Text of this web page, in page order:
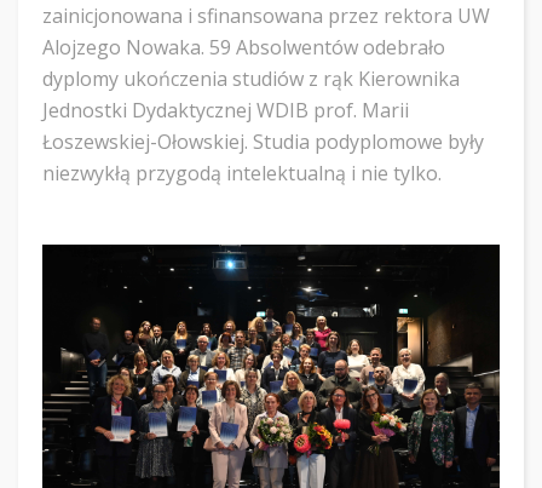
zainicjonowana i sfinansowana przez rektora UW
Alojzego Nowaka. 59 Absolwentów odebrało
dyplomy ukończenia studiów z rąk Kierownika
Jednostki Dydaktycznej WDIB prof. Marii
Łoszewskiej-Ołowskiej. Studia podyplomowe były
niezwykłą przygodą intelektualną i nie tylko.